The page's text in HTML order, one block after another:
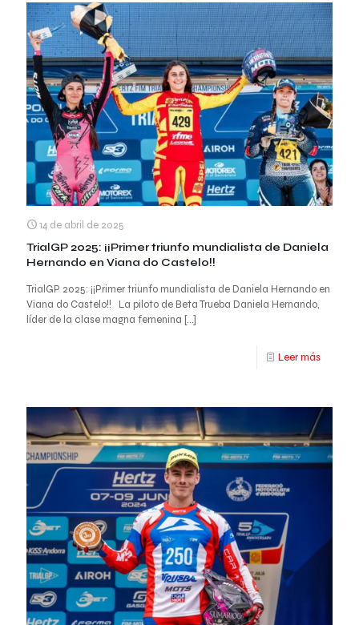
14 de abril de 2025
TrialGP 2025: ¡¡Primer triunfo mundialista de Daniela
Hernando en Viana do Castelo!!
TrialGP 2025: ¡¡Primer triunfo mundialista de Daniela Hernando en
Viana do Castelo!! La piloto de Beta Trueba Daniela Hernando,
líder de la clase magna femenina […]
Leer más